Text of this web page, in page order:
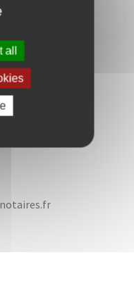
all